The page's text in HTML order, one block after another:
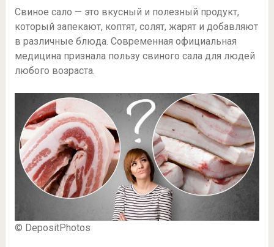
Свиное сало — это вкусный и полезный продукт,
который запекают, коптят, солят, жарят и добавляют
в различные блюда. Современная официальная
медицина признала пользу свиного сала для людей
любого возраста.
© DepositPhotos